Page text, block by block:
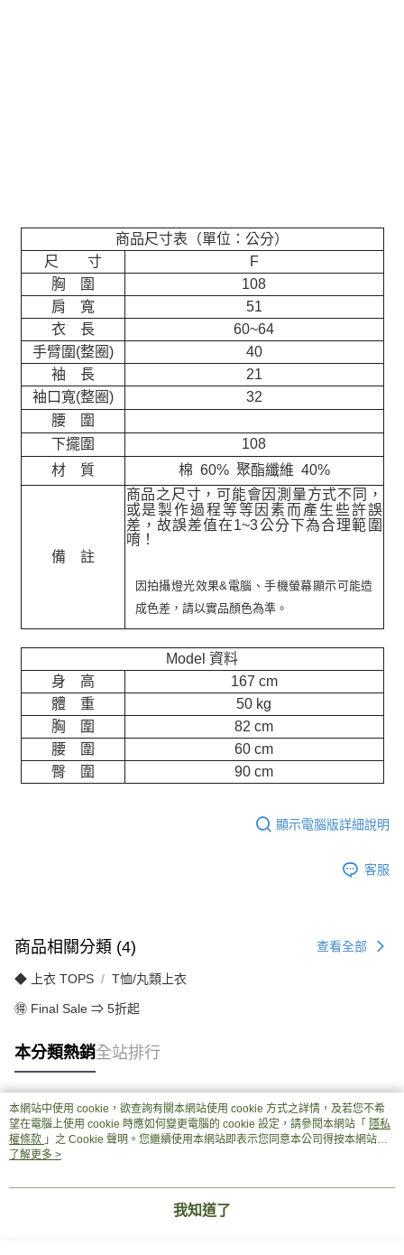
商品尺寸表（單位：公分）
尺 寸
F
胸 圍
108
肩 寬
51
衣 長
60~64
手臂圍(整圈)
40
袖 長
21
袖口寬(整圈)
32
腰 圍
下擺圍
108
材 質
棉 60% 聚酯纖維 40%
備 註
商品之尺寸，可能會因測量方式不同，
或是製作過程等等因素而產生些許誤
差，故誤差值在1~3公分下為合理範圍
唷！
因拍攝燈光效果&電腦、手機螢幕顯示可能造
成色差，請以實品顏色為準。
Model 資料
身 高
167 cm
體 重
50 kg
胸 圍
82 cm
腰 圍
60 cm
臀 圍
90 cm
顯示電腦版詳細說明
客服
商品相關分類 (4) 查看全部
◆ 上衣 TOPS T恤/丸類上衣
🉐 Final Sale ⇒ 5折起
本分類熱銷全站排行
熱門標籤
本網站中使用 cookie，欲查詢有關本網站使用 cookie 方式之詳情，及若您不希
望在電腦上使用 cookie 時應如何變更電腦的 cookie 設定，請參閱本網站「 隱私
權條款 」之 Cookie 聲明。您繼續使用本網站即表示您同意本公司得按本網站使
用條款之 Cookie 聲明使用 cookie。
了解更多 >
我知道了